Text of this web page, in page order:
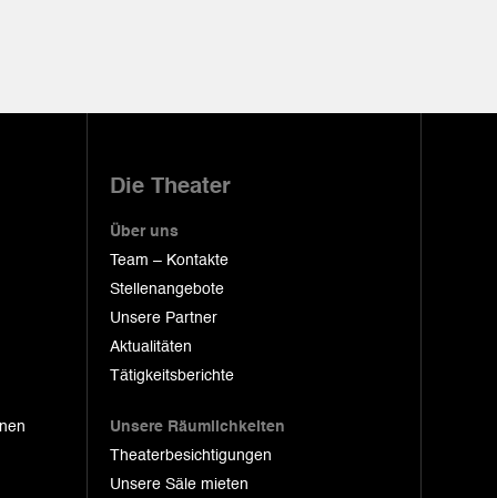
Die Theater
Über uns
Team – Kontakte
Stellenangebote
Unsere Partner
Aktualitäten
Tätigkeitsberichte
Unsere Räumlichkeiten
Theaterbesichtigungen
Unsere Säle mieten